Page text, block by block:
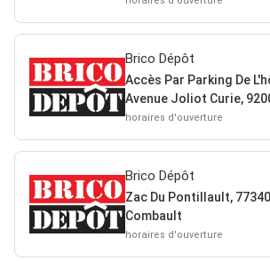
Brico Dépôt
Accès Par Parking De
Avenue Joliot Curie,
horaires d'ouverture
Brico Dépôt
Zac Du Pontillault,
Combault
horaires d'ouverture